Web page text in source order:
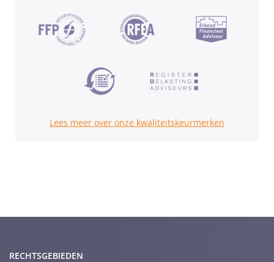
Lees meer over onze kwaliteitskeurmerken
RECHTSGEBIEDEN